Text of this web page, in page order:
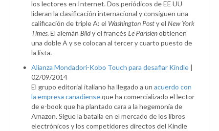
los lectores en Internet. Dos periódicos de EE UU
lideran la clasificación internacional y consiguen una
calificación de triple A: el Washington Posty el New York
Times. El alemán Bildy el francés Le Parisienobtienen
una doble A y se colocan al tercer y cuarto puesto de
la lista.
Alianza Mondadori-Kobo Touch para desafiar Kindle |
02/09/2014
El grupo editorial italiano ha llegado a un acuerdo con
la empresa canadienseque ha comercializado el lector
de e-book que ha plantado cara a la hegemonía de
Amazon. Sigue la batalla en el mercado de los libros
electrónicos y los competidores directos del Kindle